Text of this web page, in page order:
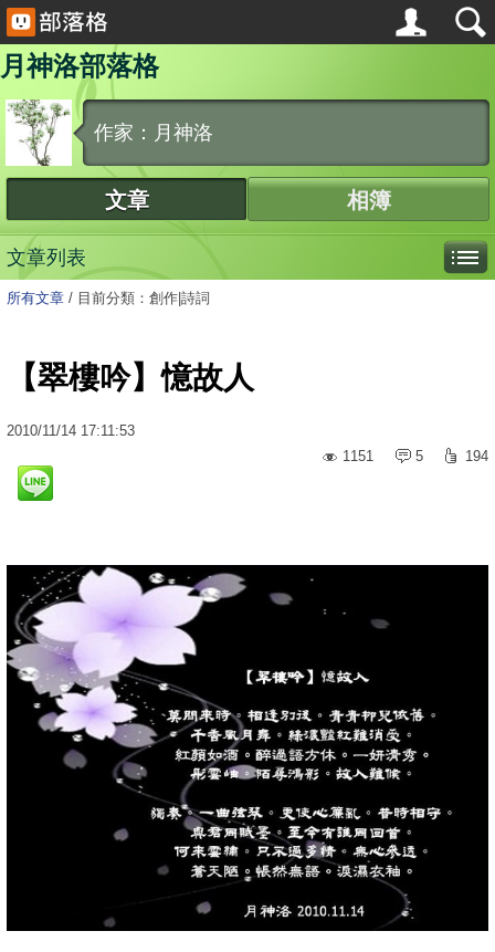
月神洛部落格
作家：月神洛
文章 相簿
文章列表
所有文章 / 目前分類：創作|詩詞
【翠樓吟】憶故人
2010/11/14 17:11:53
1151
5 194